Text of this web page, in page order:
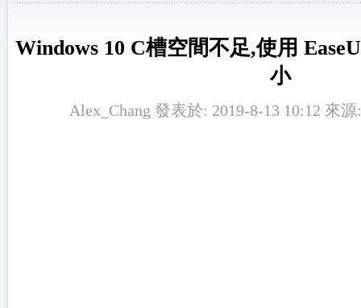
Windows 10 C槽空間不足,使用
小
Alex_Chang 發表於: 2019-8-13 10:12 來